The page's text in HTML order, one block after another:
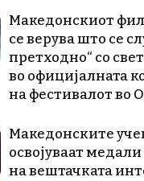
Македонскиот
се верува што се
претходно“ со
во официјалната
на фестивалот во
Македонските
освојуваат
на вештачката